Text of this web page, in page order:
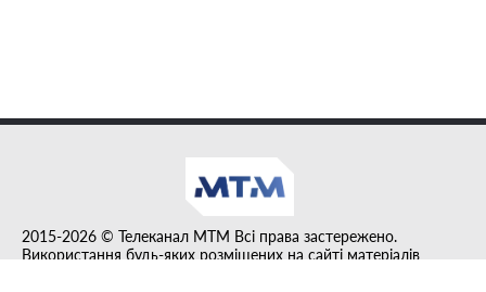
2015-2026 © Телеканал MTM Всі права застережено.
Використання будь-яких розміщених на сайті матеріалів